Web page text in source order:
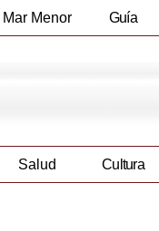
Mar Menor Guía
Salud Cultura